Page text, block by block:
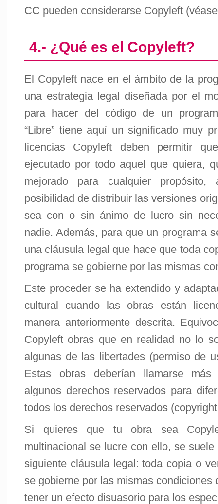
CC pueden considerarse Copyleft
4.- ¿Qué es el Copyleft?
El Copyleft nace en el ámbito de la
una estrategia legal diseñada por el
para hacer del código de un
“Libre” tiene aquí un significado muy
licencias Copyleft deben permitir
ejecutado por todo aquel que quiera,
mejorado para cualquier
posibilidad de distribuir las versiones
sea con o sin ánimo de lucro sin
nadie. Además, para que un programa
una cláusula legal que hace que toda
programa se gobierne por las mismas
Este proceder se ha extendido y
cultural cuando las obras están
manera anteriormente descrita.
Copyleft obras que en realidad no lo
algunas de las libertades (permiso de
Estas obras deberían llamarse más
algunos derechos reservados para
todos los derechos reservados
Si quieres que tu obra sea
multinacional se lucre con ello, se
siguiente cláusula legal: toda copia o
se gobierne por las mismas condiciones
tener un efecto disuasorio para los